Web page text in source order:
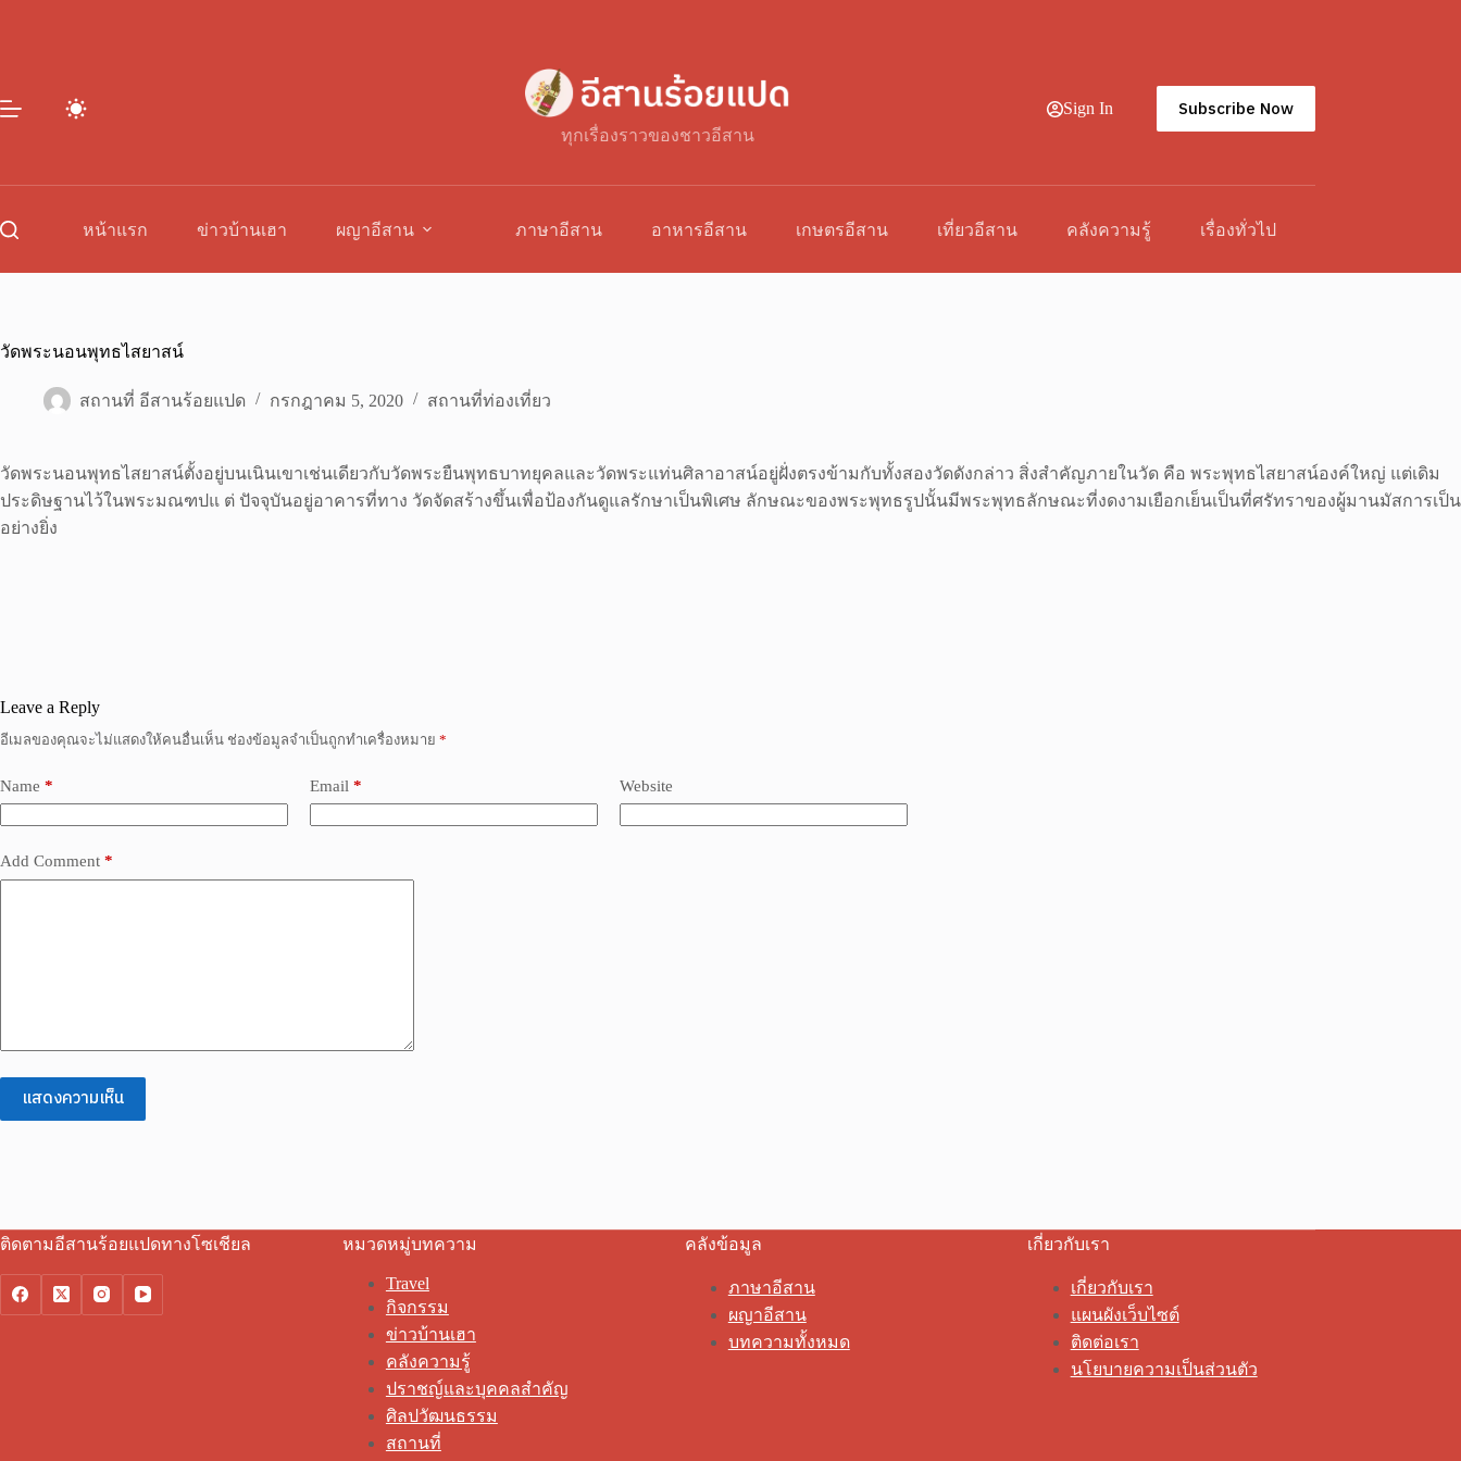
ทุกเรื่องราวของชาวอีสาน
Sign In Subscribe Now
หน้าแรก ข่าวบ้านเฮา ผญาอีสาน ภาษาอีสาน อาหารอีสาน เกษตรอีสาน เที่ยวอีสาน คลังความรู้ เรื่องทั่วไป
วัดพระนอนพุทธไสยาสน์
สถานที่ อีสานร้อยแปด กรกฎาคม 5, 2020 สถานที่ท่องเที่ยว
วัดพระนอนพุทธไสยาสน์ตั้งอยู่บนเนินเขาเช่นเดียวกับวัดพระยืนพุทธบาทยุคลและวัดพระแท่นศิลาอาสน์อยู่ฝั่งตรงข้ามกับทั้งสองวัดดังกล่าว สิ่งสำคัญภายในวัด คือ พระพุทธไสยาสน์องค์ใหญ่ แต่เดิม
ประดิษฐานไว้ในพระมณฑปแ ต่ ปัจจุบันอยู่อาคารที่ทาง วัดจัดสร้างขึ้นเพื่อป้องกันดูแลรักษาเป็นพิเศษ ลักษณะของพระพุทธรูปนั้นมีพระพุทธลักษณะที่งดงามเยือกเย็นเป็นที่ศรัทราของผู้มานมัสการเป็น
อย่างยิ่ง
Leave a Reply
อีเมลของคุณจะไม่แสดงให้คนอื่นเห็น ช่องข้อมูลจำเป็นถูกทำเครื่องหมาย *
Name * Email * Website
Add Comment *
แสดงความเห็น
ติดตามอีสานร้อยแปดทางโซเชียล หมวดหมู่บทความ
Travel
กิจกรรม
ข่าวบ้านเฮา
คลังความรู้
ปราชญ์และบุคคลสำคัญ
ศิลปวัฒนธรรม
สถานที่
คลังข้อมูล
ภาษาอีสาน
ผญาอีสาน
บทความทั้งหมด
เกี่ยวกับเรา
เกี่ยวกับเรา
แผนผังเว็บไซต์
ติดต่อเรา
นโยบายความเป็นส่วนตัว